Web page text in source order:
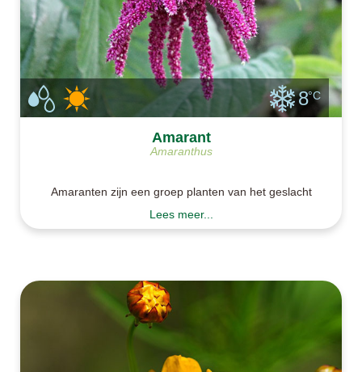
Amarant
Amaranthus
8°C
Amaranten zijn een groep planten van het geslacht
Amaranthus. Je kunt amarant gebruiken als
Lees meer...